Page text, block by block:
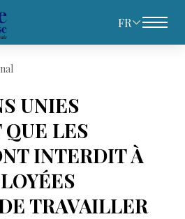
FR
UNIES
LES
INTERDIT À
TRAVAILLER